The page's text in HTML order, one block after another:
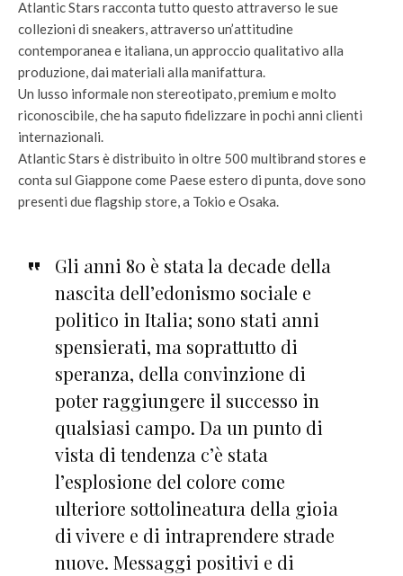
Atlantic Stars racconta tutto questo attraverso le sue
collezioni di sneakers, attraverso un’attitudine
contemporanea e italiana, un approccio qualitativo alla
produzione, dai materiali alla manifattura.
Un lusso informale non stereotipato, premium e molto
riconoscibile, che ha saputo fidelizzare in pochi anni clienti
internazionali.
Atlantic Stars è distribuito in oltre 500 multibrand stores e
conta sul Giappone come Paese estero di punta, dove sono
presenti due flagship store, a Tokio e Osaka.
Gli anni 80 è stata la decade della
nascita dell’edonismo sociale e
politico in Italia; sono stati anni
spensierati, ma soprattutto di
speranza, della convinzione di
poter raggiungere il successo in
qualsiasi campo. Da un punto di
vista di tendenza c’è stata
l’esplosione del colore come
ulteriore sottolineatura della gioia
di vivere e di intraprendere strade
nuove. Messaggi positivi e di